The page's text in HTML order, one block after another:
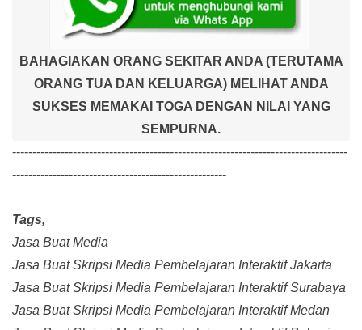
BAHAGIAKAN ORANG SEKITAR ANDA (TERUTAMA
ORANG TUA DAN KELUARGA) MELIHAT ANDA
SUKSES MEMAKAI TOGA DENGAN NILAI YANG
SEMPURNA.
-----------------------------------------------------------------------------------
-----------------------------------------------------
Tags,
Jasa Buat Media
Jasa Buat Skripsi Media Pembelajaran Interaktif Jakarta
Jasa Buat Skripsi Media Pembelajaran Interaktif Surabaya
Jasa Buat Skripsi Media Pembelajaran Interaktif Medan